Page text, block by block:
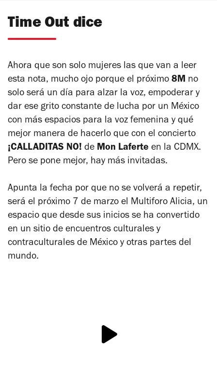
Time Out dice
Ahora que son solo mujeres las que van a leer
esta nota, mucho ojo porque el próximo 8M no
solo será un día para alzar la voz, empoderar y
dar ese grito constante de lucha por un México
con más espacios para la voz femenina y qué
mejor manera de hacerlo que con el concierto
¡CALLADITAS NO! de Mon Laferte en la CDMX.
Pero se pone mejor, hay más invitadas.
Apunta la fecha por que no se volverá a repetir,
será el próximo 7 de marzo el Multiforo Alicia, un
espacio que desde sus inicios se ha convertido
en un sitio de encuentros culturales y
contraculturales de México y otras partes del
mundo.